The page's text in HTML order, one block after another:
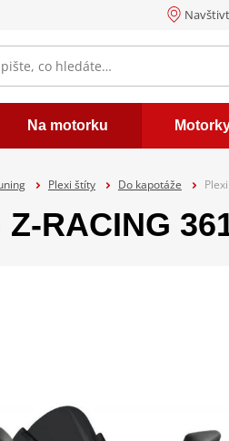
Na motorku
Plexi štíty Do kapotáže
RACING